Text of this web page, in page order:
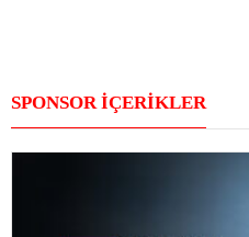
SPONSOR İÇERİKLER